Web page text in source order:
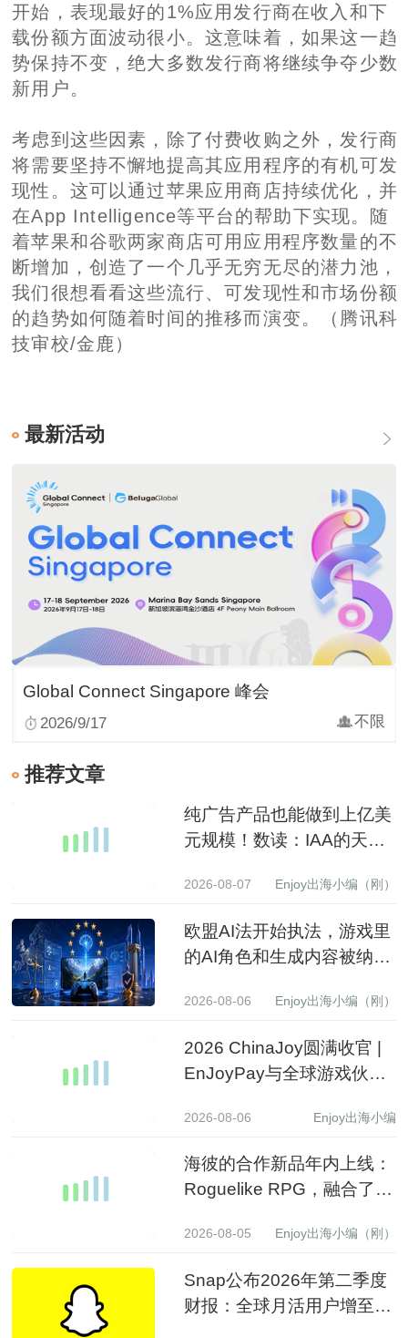
开始，表现最好的1%应用发行商在收入和下
载份额方面波动很小。这意味着，如果这一趋
势保持不变，绝大多数发行商将继续争夺少数
新用户。
考虑到这些因素，除了付费收购之外，发行商
将需要坚持不懈地提高其应用程序的有机可发
现性。这可以通过苹果应用商店持续优化，并
在App Intelligence等平台的帮助下实现。随
着苹果和谷歌两家商店可用应用程序数量的不
断增加，创造了一个几乎无穷无尽的潜力池，
我们很想看看这些流行、可发现性和市场份额
的趋势如何随着时间的推移而演变。（腾讯科
技审校/金鹿）
最新活动
Global Connect Singapore 峰会
2026/9/17 不限
推荐文章
纯广告产品也能做到上亿美
元规模！数读：IAA的天花
2026-08-07 Enjoy出海小编（刚）
欧盟AI法开始执法，游戏里
的AI角色和生成内容被纳入
2026-08-06 Enjoy出海小编（刚）
2026 ChinaJoy圆满收官 |
EnJoyPay与全球游戏伙伴
2026-08-06 Enjoy出海小编
海彼的合作新品年内上线：
Roguelike RPG，融合了
2026-08-05 Enjoy出海小编（刚）
Snap公布2026年第二季度
财报：全球月活用户增至